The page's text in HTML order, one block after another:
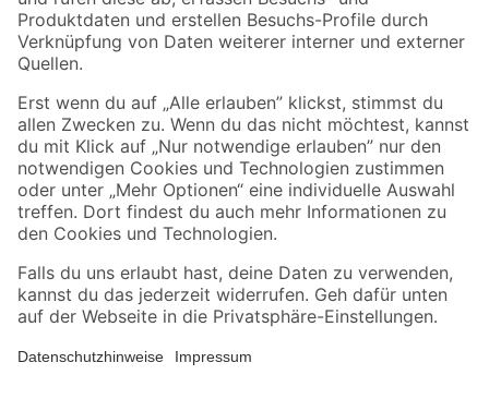
Sicher einkaufen
Jetzt die toom-App herunterladen
Alle Preisangaben in EUR inkl. gesetzl. MwSt.. Die dargestellten Angebote sind unter
Umständen nicht in allen Märkten verfügbar. Die angegebenen Verfügbarkeiten beziehen
Produkte nur solange der Vorrat reicht.
*Paketversand ab 59 € versandkostenfrei, gilt nicht für Artikel mit Speditionsversand, hier